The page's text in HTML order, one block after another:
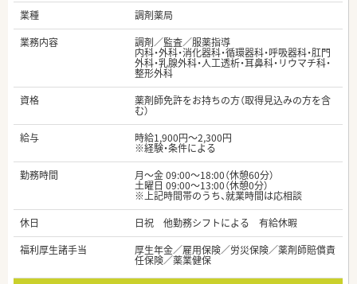
業種
調剤薬局
業務内容
調剤／監査／服薬指導
内科・外科・消化器科・循環器科・呼吸器科・肛門
外科・乳腺外科・人工透析・耳鼻科・リウマチ科・
整形外科
資格
薬剤師免許をお持ちの方（取得見込みの方を含
む）
給与
時給1,900円～2,300円
※経験・条件による
勤務時間
月～金 09:00～18:00（休憩60分）
土曜日 09:00～13:00（休憩0分）
※上記時間帯のうち、就業時間は応相談
休日
日祝 他勤務シフトによる 有給休暇
福利厚生諸手当
厚生年金／雇用保険／労災保険／薬剤師賠償責
任保険／薬業健保